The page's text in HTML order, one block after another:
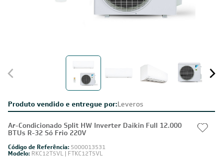
Produto vendido e entregue por:Leveros
Ar-Condicionado Split HW Inverter Daikin Full 12.000
BTUs R-32 Só Frio 220V
Código de Referência: 5000013531
Modelo: RKC12T5VL | FTKC12T5VL